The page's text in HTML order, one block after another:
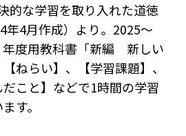
的な学習を取り入れた道徳
年4月作成）より。2025～
年度用教科書「新編 新しい
ねらい】、【学習課題】、
だこと】などで1時間の学習
す。